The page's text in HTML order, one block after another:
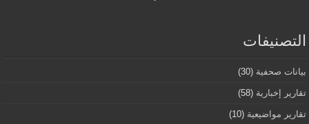
التصنيفات
بيانات صحفية (30)
تقارير إخبارية (58)
تقارير مواضيعية (10)